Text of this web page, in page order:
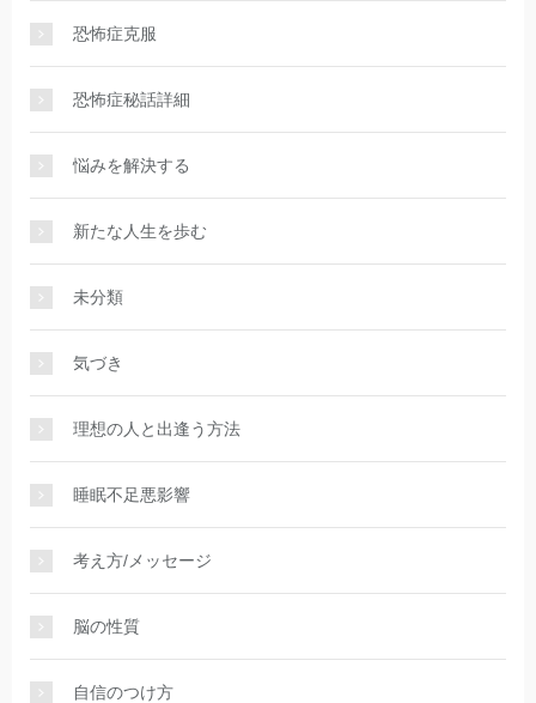
恐怖症克服
恐怖症秘話詳細
悩みを解決する
新たな人生を歩む
未分類
気づき
理想の人と出逢う方法
睡眠不足悪影響
考え方/メッセージ
脳の性質
自信のつけ方